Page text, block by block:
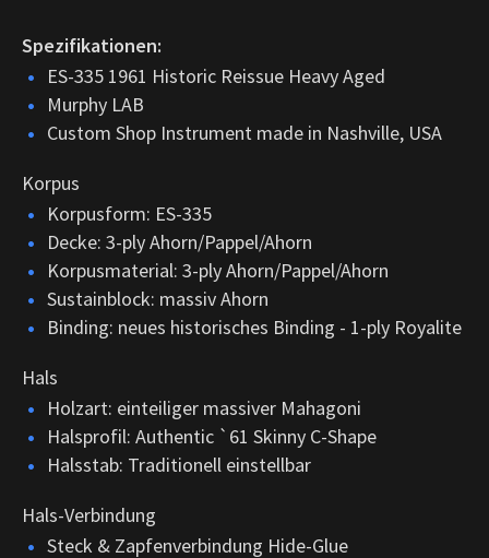
Spezifikationen:
ES-335 1961 Historic Reissue Heavy Aged
Murphy LAB
Custom Shop Instrument made in Nashville, USA
Korpus
Korpusform: ES-335
Decke: 3-ply Ahorn/Pappel/Ahorn
Korpusmaterial: 3-ply Ahorn/Pappel/Ahorn
Sustainblock: massiv Ahorn
Binding: neues historisches Binding - 1-ply Royalite
Hals
Holzart: einteiliger massiver Mahagoni
Halsprofil: Authentic `61 Skinny C-Shape
Halsstab: Traditionell einstellbar
Hals-Verbindung
Steck & Zapfenverbindung Hide-Glue